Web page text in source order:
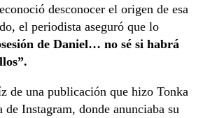
desconocer el origen de esa
el periodista aseguró que lo
de Daniel… no sé si habrá
de una publicación que hizo Tonka
de Instagram, donde anunciaba su